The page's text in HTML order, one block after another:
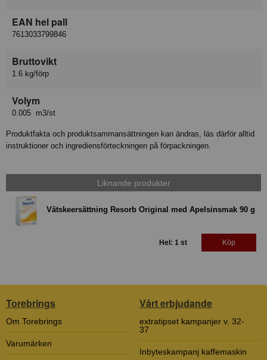
EAN hel pall
7613033799846
Bruttovikt
1.6 kg/förp
Volym
0.005 m3/st
Produktfakta och produktsammansättningen kan ändras, läs därför alltid
instruktioner och ingrediensförteckningen på förpackningen.
Liknande produkter
Vätskeersättning Resorb Original med Apelsinsmak 90 g
Hel: 1 st Köp
Torebrings
Om Torebrings
Varumärken
Vårt erbjudande
extratipset kampanjer v. 32-
37
Inbyteskampanj kaffemaskin